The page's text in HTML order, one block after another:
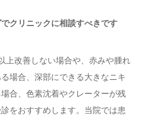
クリニックに相談すべきです
上改善しない場合や、赤みや腫れ
場合、深部にできる大きなニキ
合、色素沈着やクレーターが残
をおすすめします。当院では患